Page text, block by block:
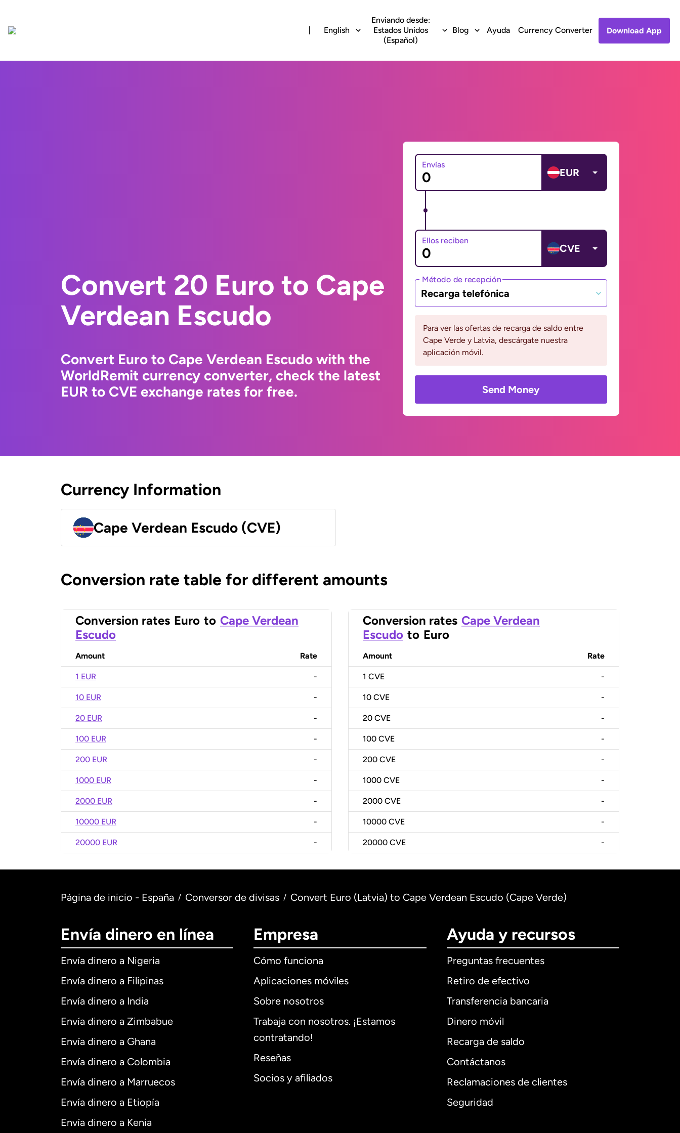
English
Enviando desde:
Estados Unidos
(Español)
Blog Ayuda Currency Converter Download App
Convert 20 Euro to Cape
Verdean Escudo
Convert Euro to Cape Verdean Escudo with the
WorldRemit currency converter, check the latest
EUR to CVE exchange rates for free.
Envías
EUR
Ellos reciben
CVE
Método de recepción
Recarga telefónica
Para ver las ofertas de recarga de saldo entre
Cape Verde y Latvia, descárgate nuestra
aplicación móvil.
Send Money
Currency Information
Cape Verdean Escudo (CVE)
Conversion rate table for different amounts
Conversion rates Euro to Cape Verdean
Escudo
Amount Rate
1 EUR -
10 EUR -
20 EUR -
100 EUR -
200 EUR -
1000 EUR -
2000 EUR -
10000 EUR -
20000 EUR -
Conversion rates Cape Verdean
Escudo to Euro
Amount Rate
1 CVE -
10 CVE -
20 CVE -
100 CVE -
200 CVE -
1000 CVE -
2000 CVE -
10000 CVE -
20000 CVE -
Página de inicio - España / Conversor de divisas / Convert Euro (Latvia) to Cape Verdean Escudo (Cape Verde)
Envía dinero en línea
Envía dinero a Nigeria
Envía dinero a Filipinas
Envía dinero a India
Envía dinero a Zimbabue
Envía dinero a Ghana
Envía dinero a Colombia
Envía dinero a Marruecos
Envía dinero a Etiopía
Envía dinero a Kenia
Empresa
Cómo funciona
Aplicaciones móviles
Sobre nosotros
Trabaja con nosotros. ¡Estamos
contratando!
Reseñas
Socios y afiliados
Ayuda y recursos
Preguntas frecuentes
Retiro de efectivo
Transferencia bancaria
Dinero móvil
Recarga de saldo
Contáctanos
Reclamaciones de clientes
Seguridad